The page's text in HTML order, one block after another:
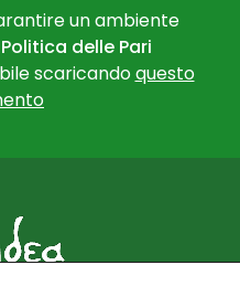
un ambiente
Politica delle Pari
scaricandoquesto